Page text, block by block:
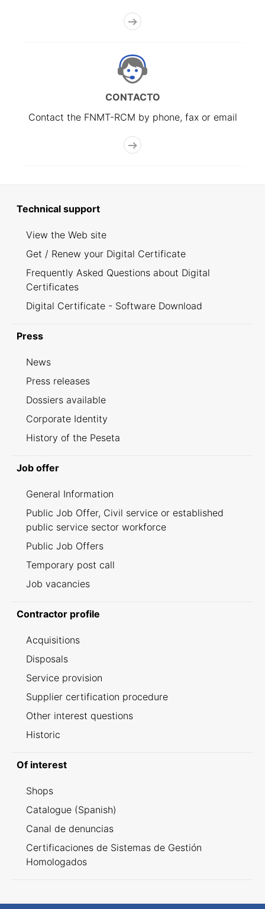
CONTACTO
Contact the FNMT-RCM by phone, fax or email
Technical support
View the Web site
Get / Renew your Digital Certificate
Frequently Asked Questions about Digital
Certificates
Digital Certificate - Software Download
Press
News
Press releases
Dossiers available
Corporate Identity
History of the Peseta
Job offer
General Information
Public Job Offer, Civil service or established
public service sector workforce
Public Job Offers
Temporary post call
Job vacancies
Contractor profile
Acquisitions
Disposals
Service provision
Supplier certification procedure
Other interest questions
Historic
Of interest
Shops
Catalogue (Spanish)
Canal de denuncias
Certificaciones de Sistemas de Gestión
Homologados